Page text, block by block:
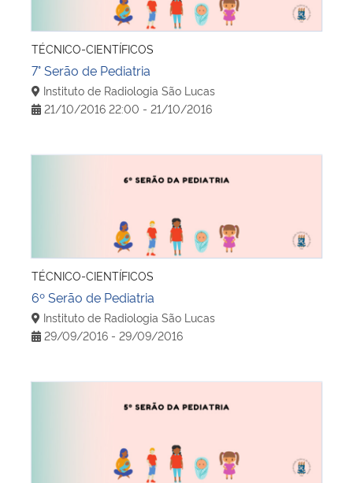
TÉCNICO-CIENTÍFICOS
7° Serão de Pediatria
Instituto de Radiologia São Lucas
21/10/2016 22:00 - 21/10/2016
TÉCNICO-CIENTÍFICOS
6º Serão de Pediatria
Instituto de Radiologia São Lucas
29/09/2016 - 29/09/2016